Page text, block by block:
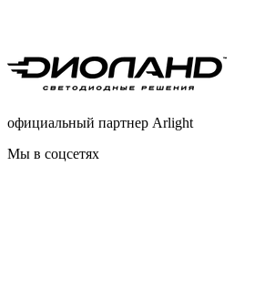
официальный партнер Arlight
Мы в соцсетях